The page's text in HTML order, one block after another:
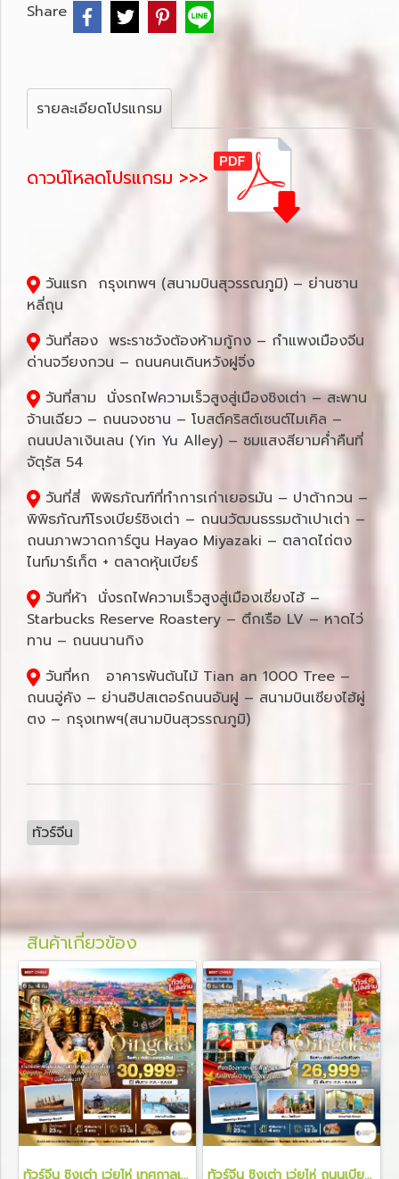
Share
รายละเอียดโปรแกรม
ดาวน์โหลดโปรแกรม >>>
วันแรก กรุงเทพฯ (สนามบินสุวรรณภูมิ) – ย่านซาน
หลี่ถุน
วันที่สอง พระราชวังต้องห้ามกู้กง – กำแพงเมืองจีน
ด่านจวียงกวน – ถนนคนเดินหวังฝูจิ่ง
วันที่สาม นั่งรถไฟความเร็วสูงสู่เมืองชิงเต่า – สะพาน
จ้านเฉียว – ถนนจงซาน – โบสต์คริสต์เซนต์ไมเคิล –
ถนนปลาเงินเลน (Yin Yu Alley) – ชมแสงสียามค่ำคืนที่
จัตุรัส 54
วันที่สี่ พิพิธภัณฑ์ที่ทำการเก่าเยอรมัน – ปาต้ากวน –
พิพิธภัณฑ์โรงเบียร์ชิงเต่า – ถนนวัฒนธรรมต้าเปาเต่า –
ถนนภาพวาดการ์ตูน Hayao Miyazaki – ตลาดไถ่ตง
ไนท์มาร์เก็ต + ตลาดหุ้นเบียร์
วันที่ห้า นั่งรถไฟความเร็วสูงสู่เมืองเซี่ยงไฮ้ –
Starbucks Reserve Roastery – ตึกเรือ LV – หาดไว่
ทาน – ถนนนานกิง
วันที่หก อาคารพันต้นไม้ Tian an 1000 Tree –
ถนนอู่คัง – ย่านฮิปสเตอร์ถนนอันฝู – สนามบินเซียงไฮ้ผู่
ตง – กรุงเทพฯ(สนามบินสุวรรณภูมิ)
ทัวร์จีน
สินค้าเกี่ยวข้อง
ทัวร์จีน ชิงเต่า เว่ยไห่ เทศกาลเบียร์ 6 วัน 4 คืน ทัวร์จีน ชิงเต่า เว่ยไห่ ถนนเบียร์ชิงเต่า 6 วัน 4 คืน